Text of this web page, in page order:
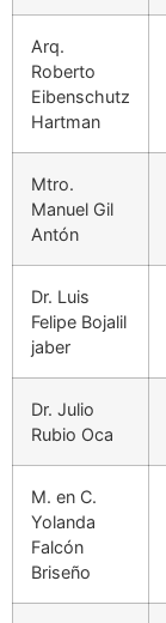
Arq.
Roberto
Eibenschutz
Hartman
Mtro.
Manuel Gil
Antón
Dr. Luis
Felipe Bojalil
jaber
Dr. Julio
Rubio Oca
M. en C.
Yolanda
Falcón
Briseño